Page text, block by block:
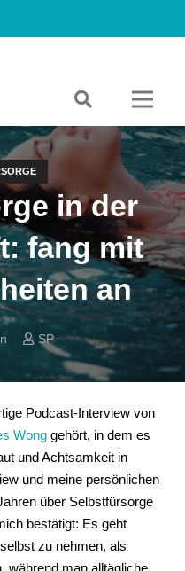
in der
fang mit
an
SP
Podcast-Interview von
Wonggehört, in dem es
und Achtsamkeit in
und meine persönlichen
über Selbstfürsorge
bestätigt: Es geht
zu nehmen, als